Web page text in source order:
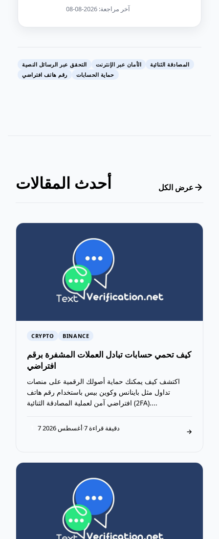
آخر مراجعة: 2026-08-08
التحقق عبر الرسائل النصية الأمان عبر الإنترنت
المصادقة الثنائية
رقم هاتف افتراضي
حماية الحسابات
أحدث المقالات عرض الكل
CRYPTO BINANCE
كيف تحمي حسابات تبادل العملات المشفرة برقم
افتراضي
اكتشف كيف يمكنك حماية أصولك الرقمية على منصات
تداول مثل باينانس وكوين بيس باستخدام رقم هاتف
افتراضي آمن لعملية المصادقة الثنائية (2FA)....
7 أغسطس 2026· 7 دقيقة قراءة →